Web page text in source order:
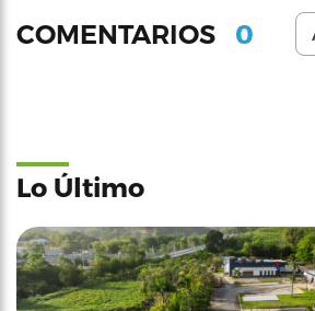
COMENTARIOS 0
Lo Último